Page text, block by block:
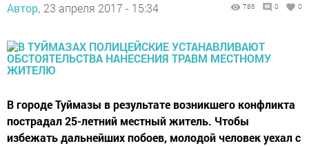
Автор, 23 апреля 2017 - 15:34 786 0 0
В городе Туймазы в результате возникшего конфликта
пострадал 25-летний местный житель. Чтобы
избежать дальнейших побоев, молодой человек уехал с